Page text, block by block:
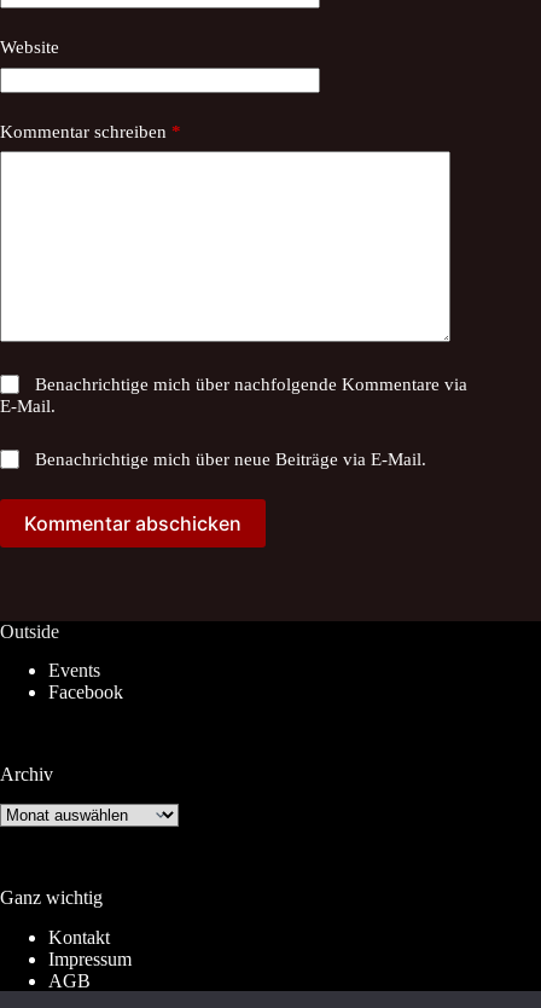
Website
Kommentar schreiben *
Benachrichtige mich über nachfolgende Kommentare via
E-Mail.
Benachrichtige mich über neue Beiträge via E-Mail.
Kommentar abschicken
Outside
Events
Facebook
Archiv
Archiv
Ganz wichtig
Kontakt
Impressum
AGB